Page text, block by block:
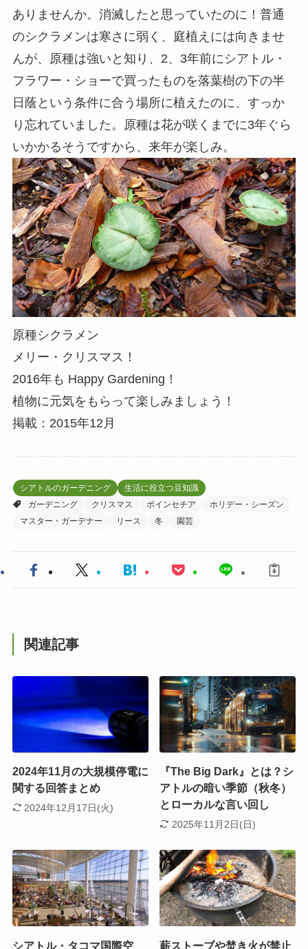
ありませんか。消滅したと思っていたのに！普通
のシクラメンは寒さに弱く、庭植えには向きませ
んが、原種は強いと知り、2、3年前にシアトル・
フラワー・ショーで買ったものを落葉樹の下の半
日蔭という条件に合う場所に植えたのに、すっか
り忘れていました。原種は花が咲くまでに3年ぐら
いかかるそうですから、来年が楽しみ。
原種シクラメン
メリー・クリスマス！
2016年も Happy Gardening！
植物に元気をもらって楽しみましょう！
掲載：2015年12月
シアトルのガーデニング
生活に役立つ豆知識
ガーデニング
クリスマス ポインセチア
ホリデー・シーズン
マスター・ガーデナー
リース 冬 園芸
関連記事
2024年11月の大規模停電に
関する回答まとめ
2024年12月17日(火)
『The Big Dark』とは？シ
アトルの暗い季節（秋冬）
とローカルな言い回し
2025年11月2日(日)
シアトル・タコマ国際空 薪ストーブや焚き火が禁止